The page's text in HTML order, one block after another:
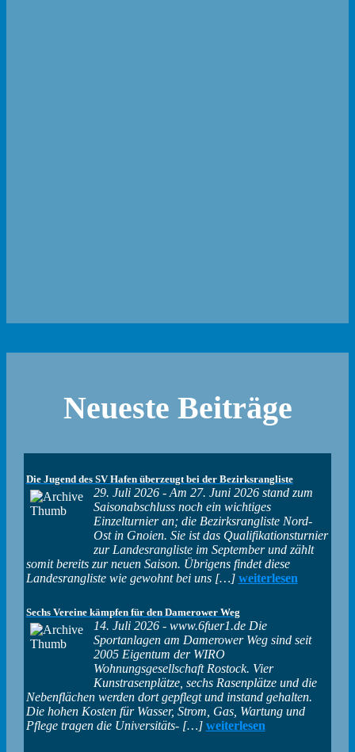
Neueste Beiträge
Die Jugend des SV Hafen überzeugt bei der Bezirksrangliste
29. Juli 2026- Am 27. Juni 2026 stand zum
Saisonabschluss noch ein wichtiges
Einzelturnier an; die Bezirksrangliste Nord-
Ost in Gnoien. Sie ist das Qualifikationsturnier
zur Landesrangliste im September und zählt
somit bereits zur neuen Saison. Übrigens findet diese
Landesrangliste wie gewohnt bei uns […] weiterlesen
Sechs Vereine kämpfen für den Damerower Weg
14. Juli 2026- www.6fuer1.de Die
Sportanlagen am Damerower Weg sind seit
2005 Eigentum der WIRO
Wohnungsgesellschaft Rostock. Vier
Kunstrasenplätze, sechs Rasenplätze und die
Nebenflächen werden dort gepflegt und instand gehalten.
Die hohen Kosten für Wasser, Strom, Gas, Wartung und
Pflege tragen die Universitäts- […] weiterlesen